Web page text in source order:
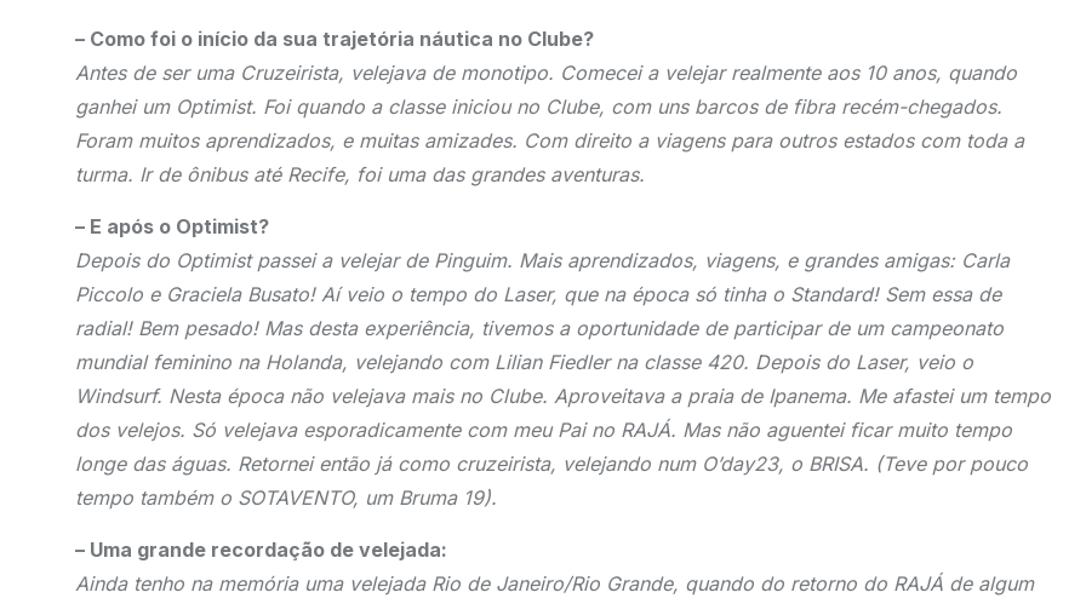
– Como foi o início da sua trajetória náutica no Clube?
Antes de ser uma Cruzeirista, velejava de monotipo. Comecei a velejar realmente aos 10 anos, quando
ganhei um Optimist. Foi quando a classe iniciou no Clube, com uns barcos de fibra recém-chegados.
Foram muitos aprendizados, e muitas amizades. Com direito a viagens para outros estados com toda a
turma. Ir de ônibus até Recife, foi uma das grandes aventuras.
– E após o Optimist?
Depois do Optimist passei a velejar de Pinguim. Mais aprendizados, viagens, e grandes amigas: Carla
Piccolo e Graciela Busato! Aí veio o tempo do Laser, que na época só tinha o Standard! Sem essa de
radial! Bem pesado! Mas desta experiência, tivemos a oportunidade de participar de um campeonato
mundial feminino na Holanda, velejando com Lilian Fiedler na classe 420. Depois do Laser, veio o
Windsurf. Nesta época não velejava mais no Clube. Aproveitava a praia de Ipanema. Me afastei um tempo
dos velejos. Só velejava esporadicamente com meu Pai no RAJÁ. Mas não aguentei ficar muito tempo
longe das águas. Retornei então já como cruzeirista, velejando num O’day23, o BRISA. (Teve por pouco
tempo também o SOTAVENTO, um Bruma 19).
– Uma grande recordação de velejada:
Ainda tenho na memória uma velejada Rio de Janeiro/Rio Grande, quando do retorno do RAJÁ de algum